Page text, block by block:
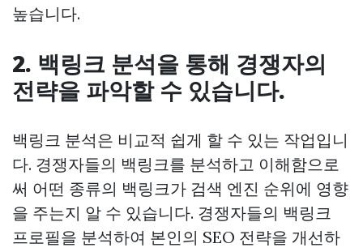
높습니다.
2. 백링크 분석을 통해 경쟁자의
전략을 파악할 수 있습니다.
백링크 분석은 비교적 쉽게 할 수 있는 작업입니
다. 경쟁자들의 백링크를 분석하고 이해함으로
써 어떤 종류의 백링크가 검색 엔진 순위에 영향
을 주는지 알 수 있습니다. 경쟁자들의 백링크
프로필을 분석하여 본인의 SEO 전략을 개선하